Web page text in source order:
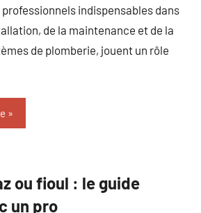
indispensables dans
de la maintenance et de la
de plomberie, jouent un rôle
ou fioul : le guide
un pro